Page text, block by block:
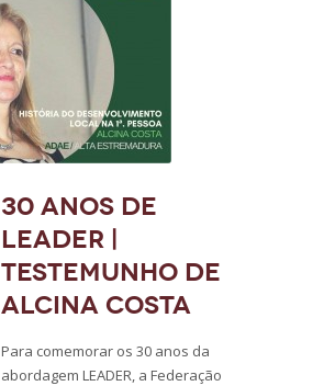
30 anos de
LEADER |
Testemunho de
Alcina Costa
Para comemorar os 30 anos da
abordagem LEADER, a Federação